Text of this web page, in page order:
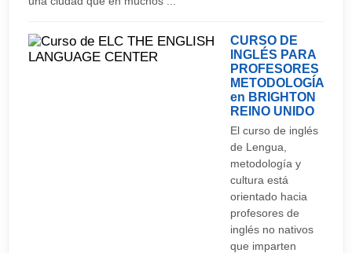
afueras de la ciudad. Puedes tomar un taxi hasta
trayecto que no te llevará más de 20-30 minutos.
Ryanair o EasyJet son algunas de las compañías
que ofrecen vuelos directos desde España.
CURSO DE
INGLÉS PARA
PROFESORES
METODOLOGÍA
en BRIGHTON
REINO UNIDO
El curso de inglés
de Lengua,
metodología y
cultura está
orientado hacia
profesores de
inglés no nativos
que imparten